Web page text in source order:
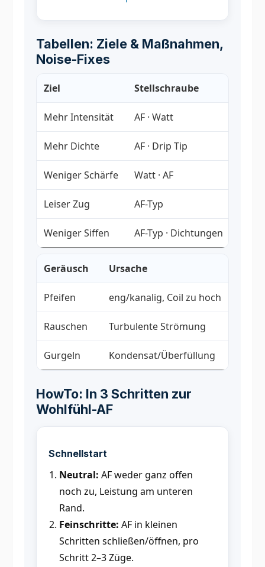
Tabellen: Ziele & Maßnahmen,
Noise-Fixes
Ziel Stellschraube
Mehr Intensität AF · Watt
Mehr Dichte AF · Drip Tip
Weniger Schärfe Watt · AF
Leiser Zug AF-Typ
Weniger Siffen AF-Typ · Dichtungen
Geräusch Ursache
Pfeifen eng/kanalig, Coil zu hoch
Rauschen Turbulente Strömung
Gurgeln Kondensat/Überfüllung
HowTo: In 3 Schritten zur
Wohlfühl-AF
Schnellstart
Neutral: AF weder ganz offen
noch zu, Leistung am unteren
Rand.
Feinschritte: AF in kleinen
Schritten schließen/öffnen, pro
Schritt 2–3 Züge.